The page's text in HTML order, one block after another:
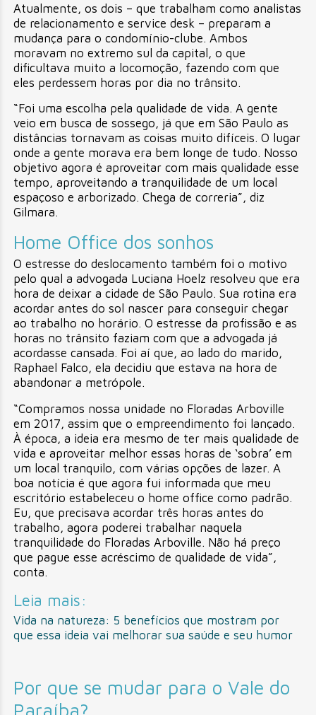
Atualmente, os dois – que trabalham como analistas
de relacionamento e service desk – preparam a
mudança para o condomínio-clube. Ambos
moravam no extremo sul da capital, o que
dificultava muito a locomoção, fazendo com que
eles perdessem horas por dia no trânsito.
“Foi uma escolha pela qualidade de vida. A gente
veio em busca de sossego, já que em São Paulo as
distâncias tornavam as coisas muito difíceis. O lugar
onde a gente morava era bem longe de tudo. Nosso
objetivo agora é aproveitar com mais qualidade esse
tempo, aproveitando a tranquilidade de um local
espaçoso e arborizado. Chega de correria”, diz
Gilmara.
Home Office dos sonhos
O estresse do deslocamento também foi o motivo
pelo qual a advogada Luciana Hoelz resolveu que era
hora de deixar a cidade de São Paulo. Sua rotina era
acordar antes do sol nascer para conseguir chegar
ao trabalho no horário. O estresse da profissão e as
horas no trânsito faziam com que a advogada já
acordasse cansada. Foi aí que, ao lado do marido,
Raphael Falco, ela decidiu que estava na hora de
abandonar a metrópole.
“Compramos nossa unidade no Floradas Arboville
em 2017, assim que o empreendimento foi lançado.
À época, a ideia era mesmo de ter mais qualidade de
vida e aproveitar melhor essas horas de ‘sobra’ em
um local tranquilo, com várias opções de lazer. A
boa notícia é que agora fui informada que meu
escritório estabeleceu o home office como padrão.
Eu, que precisava acordar três horas antes do
trabalho, agora poderei trabalhar naquela
tranquilidade do Floradas Arboville. Não há preço
que pague esse acréscimo de qualidade de vida”,
conta.
Leia mais:
Vida na natureza: 5 benefícios que mostram por
que essa ideia vai melhorar sua saúde e seu humor
Por que se mudar para o Vale do
Paraíba?